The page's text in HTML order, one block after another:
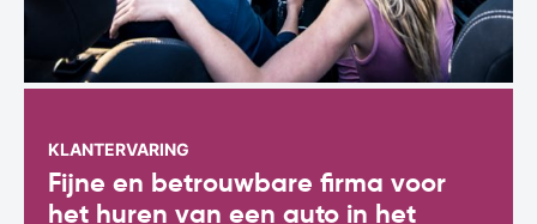
KLANTERVARING
Fijne en betrouwbare firma voor
het huren van een auto in het